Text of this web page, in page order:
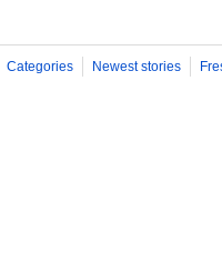
Categories Newest stories